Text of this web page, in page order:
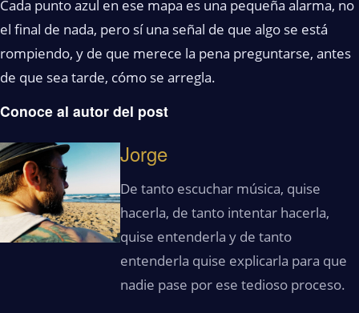
Cada punto azul en ese mapa es una pequeña alarma, no
el final de nada, pero sí una señal de que algo se está
rompiendo, y de que merece la pena preguntarse, antes
de que sea tarde, cómo se arregla.
Conoce al autor del post
Jorge
De tanto escuchar música, quise
hacerla, de tanto intentar hacerla,
quise entenderla y de tanto
entenderla quise explicarla para que
nadie pase por ese tedioso proceso.